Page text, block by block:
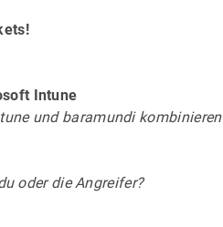
Intune
und baramundi kombinieren
oder die Angreifer?